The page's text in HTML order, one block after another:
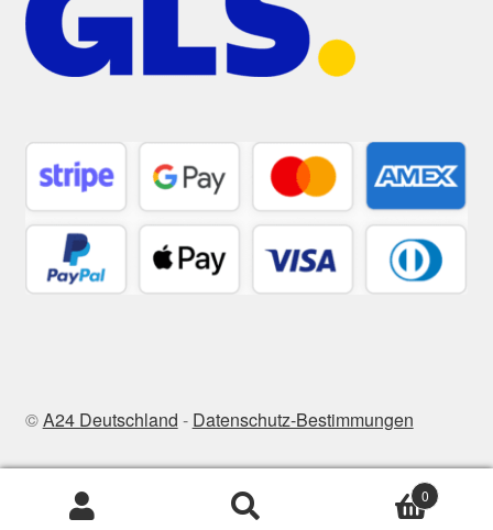
©A24 Deutschland - Datenschutz-Bestimmungen
Suchen
0